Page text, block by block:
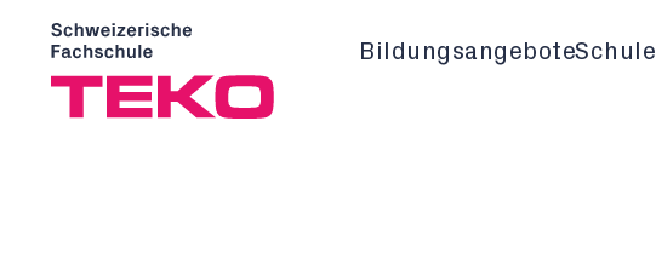
BildungsangeboteSchule